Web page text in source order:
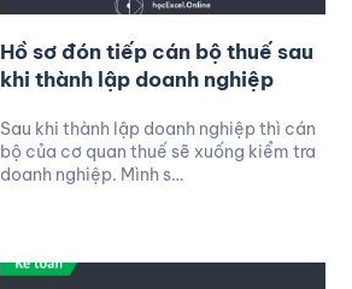
Hồ sơ đón tiếp cán bộ thuế sau
khi thành lập doanh nghiệp
Sau khi thành lập doanh nghiệp thì cán
bộ của cơ quan thuế sẽ xuống kiểm tra
doanh nghiệp. Mình s…